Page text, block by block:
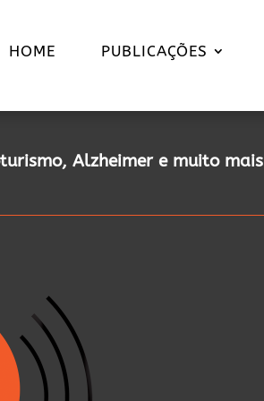
HOME PUBLICAÇÕES
Alzheimer e muito mais